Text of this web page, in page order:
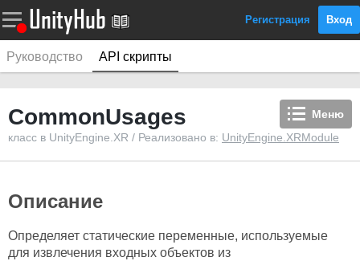
Регистрация Вход
Руководство API скрипты
Меню
CommonUsages
класс в UnityEngine.XR / Реализовано в: UnityEngine.XRModule
Описание
Определяет статические переменные, используемые
для извлечения входных объектов из